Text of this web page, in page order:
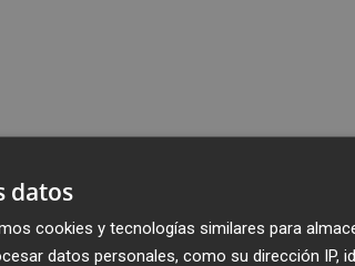
datos
cookies y tecnologías similares para
datos personales, como su dirección IP,